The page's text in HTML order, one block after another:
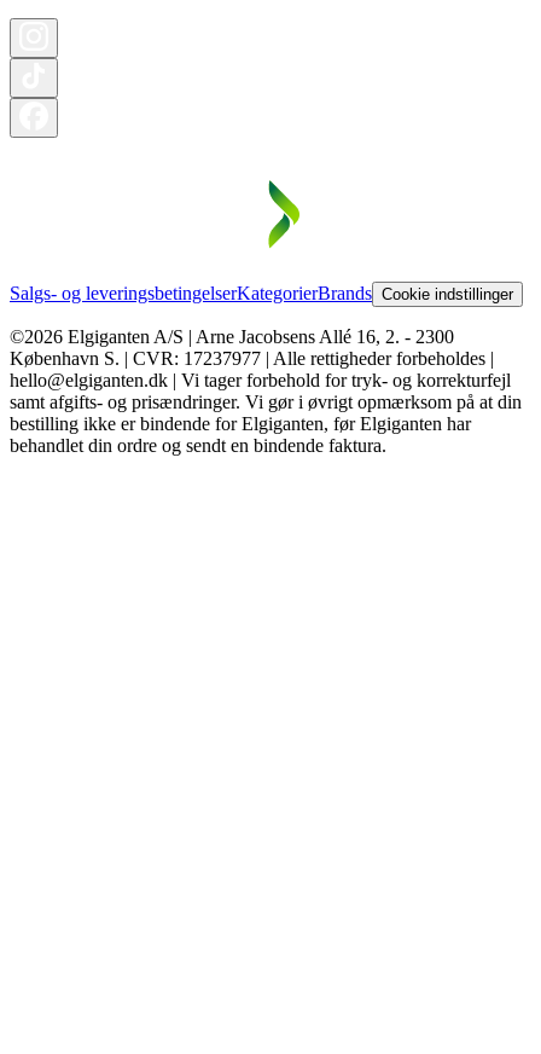
Salgs- og leveringsbetingelserKategorierBrands Cookie indstillinger
©2026 Elgiganten A/S | Arne Jacobsens Allé 16, 2. - 2300
København S. | CVR: 17237977 | Alle rettigheder forbeholdes |
hello@elgiganten.dk | Vi tager forbehold for tryk- og korrekturfejl
samt afgifts- og prisændringer. Vi gør i øvrigt opmærksom på at din
bestilling ikke er bindende for Elgiganten, før Elgiganten har
behandlet din ordre og sendt en bindende faktura.